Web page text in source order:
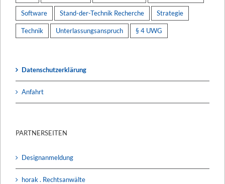
Software Stand-der-Technik Recherche Strategie
Technik Unterlassungsanspruch § 4 UWG
Datenschutzerklärung
Anfahrt
PARTNERSEITEN
Designanmeldung
horak . Rechtsanwälte